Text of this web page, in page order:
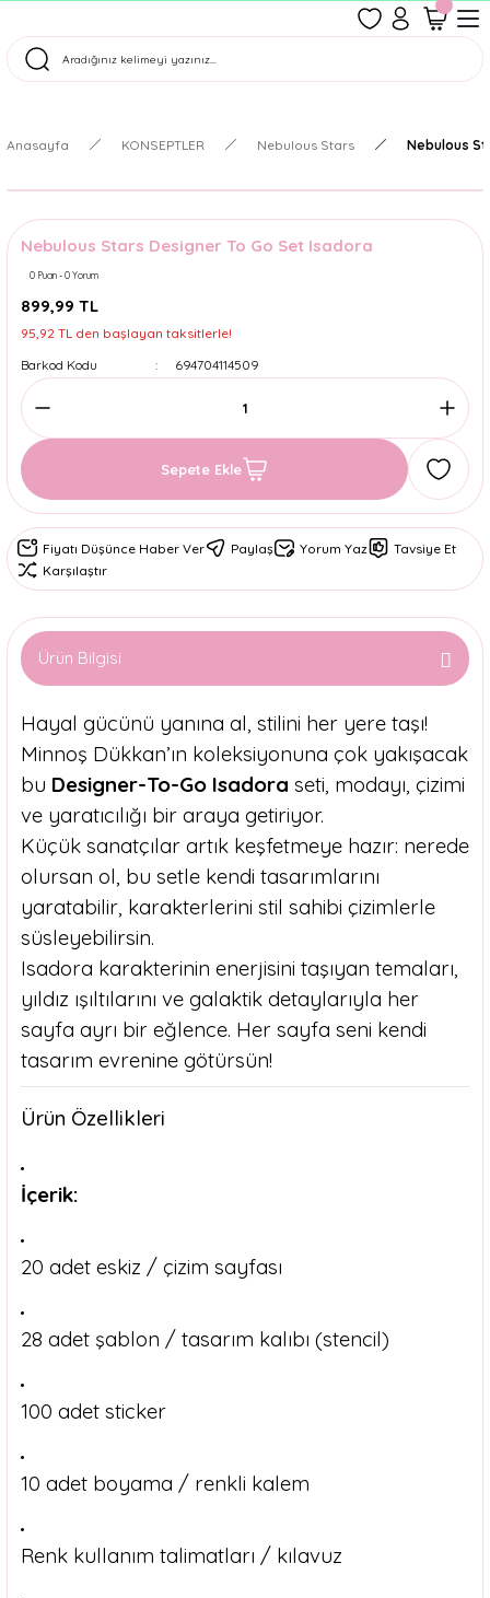
Tüm Siparişler Aynı Gün Kargoda!
Anasayfa KONSEPTLER Nebulous Stars Nebulous
Nebulous Stars Designer To Go Set Isadora
0 Puan - 0 Yorum
899,99 TL
95,92 TL den başlayan taksitlerle!
Barkod Kodu
694704114509
Sepete Ekle
Fiyatı Düşünce Haber Ver Paylaş Yorum Yaz
Tavsiye Et
Karşılaştır
Ürün Bilgisi
Hayal gücünü yanına al, stilini her yere taşı!
Minnoş Dükkan’ın koleksiyonuna çok yakışacak
bu Designer-To-Go Isadora seti, modayı, çizimi
ve yaratıcılığı bir araya getiriyor.
Küçük sanatçılar artık keşfetmeye hazır: nerede
olursan ol, bu setle kendi tasarımlarını
yaratabilir, karakterlerini stil sahibi çizimlerle
süsleyebilirsin.
Isadora karakterinin enerjisini taşıyan temaları,
yıldız ışıltılarını ve galaktik detaylarıyla her
sayfa ayrı bir eğlence. Her sayfa seni kendi
tasarım evrenine götürsün!
Ürün Özellikleri
İçerik:
20 adet eskiz / çizim sayfası
28 adet şablon / tasarım kalıbı (stencil)
100 adet sticker
10 adet boyama / renkli kalem
Renk kullanım talimatları / kılavuz